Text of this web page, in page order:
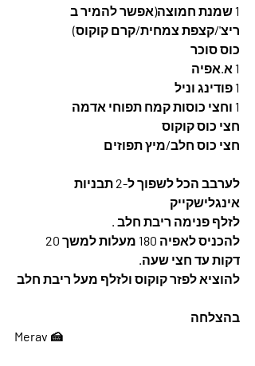
1 שמנת חמוצה(אפשר להמיר ב
ריצ'/קצפת צמחית/קרם קוקוס)
כוס סוכר
1 א.אפיה
1 פודינג וניל
1 וחצי כוסות קמח תפוחי אדמה
חצי כוס קוקוס
חצי כוס חלב/מיץ תפוזים
לערבב הכל לשפוך ל-2 תבניות
אינגלישקייק
לזלף פנימה ריבת חלב .
דקות עד חצי שעה.
להוציא לפזר קוקוס ולזלף מעל ריבת חלב
בהצלחה
Merav 🍰